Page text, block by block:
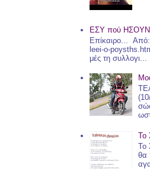
ΕΣΥ πού
Επίκαιρο...
leei-o-
μές τη συλλογι...
Το
Το
θα